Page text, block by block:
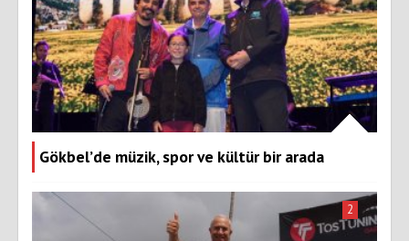
Gökbel’de müzik, spor ve kültür bir arada
2